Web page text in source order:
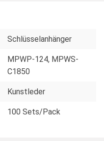
Schlüsselanhänger
MPWP-124, MPWS-
C1850
Kunstleder
100 Sets/Pack